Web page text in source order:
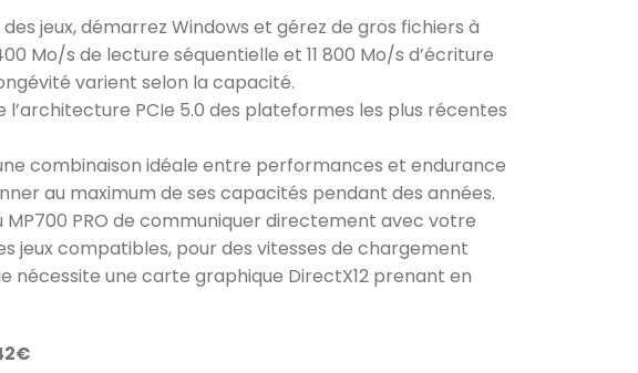
jeux, démarrez Windows et gérez de gros fichiers à
Mo/s de lecture séquentielle et 11 800 Mo/s d’écriture
varient selon la capacité.
PCIe 5.0 des plateformes les plus récentes
combinaison idéale entre performances et endurance
au maximum de ses capacités pendant des années.
PRO de communiquer directement avec votre
jeux compatibles, pour des vitesses de chargement
une carte graphique DirectX12 prenant en